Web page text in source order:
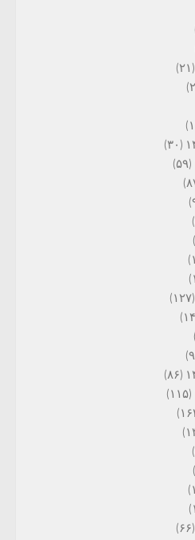
(۲۱)
(۳۰)
(۵۹)
(۱۲۷)
(۸۶)
(۱۱۵)
(۶۶)